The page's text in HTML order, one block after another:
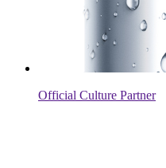
Official Culture Partner